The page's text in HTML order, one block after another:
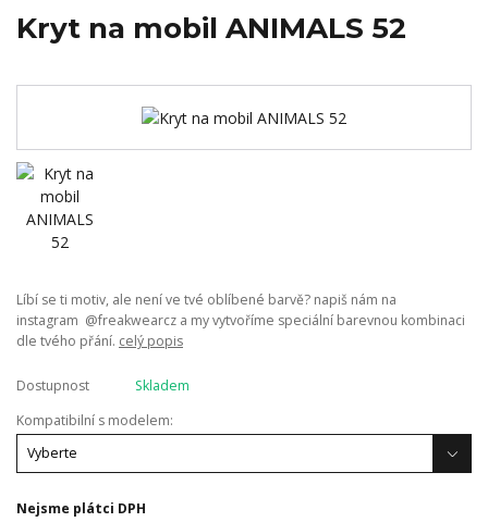
Kryt na mobil ANIMALS 52
Líbí se ti motiv, ale není ve tvé oblíbené barvě? napiš nám na
instagram @freakwearcz a my vytvoříme speciální barevnou kombinaci
dle tvého přání. celý popis
Dostupnost
Skladem
Kompatibilní s modelem:
Nejsme plátci DPH